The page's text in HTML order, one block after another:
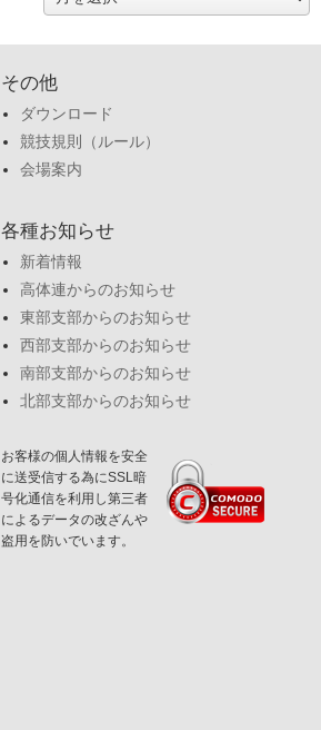
ー
ブ
その他
ダウンロード
競技規則（ルール）
会場案内
各種お知らせ
新着情報
高体連からのお知らせ
東部支部からのお知らせ
西部支部からのお知らせ
南部支部からのお知らせ
北部支部からのお知らせ
お客様の個人情報を安全
に送受信する為にSSL暗
号化通信を利用し第三者
によるデータの改ざんや
盗用を防いでいます。